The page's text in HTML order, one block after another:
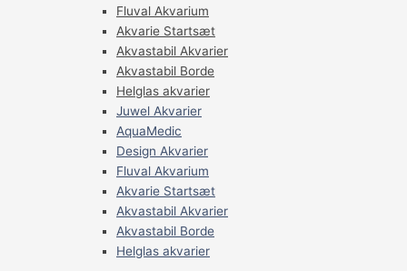
Fluval Akvarium
Akvarie Startsæt
Akvastabil Akvarier
Akvastabil Borde
Helglas akvarier
Juwel Akvarier
AquaMedic
Design Akvarier
Fluval Akvarium
Akvarie Startsæt
Akvastabil Akvarier
Akvastabil Borde
Helglas akvarier